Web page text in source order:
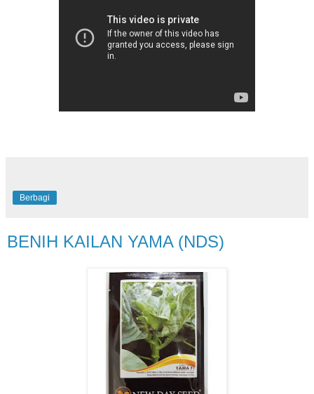
Berbagi
BENIH KAILAN YAMA (NDS)